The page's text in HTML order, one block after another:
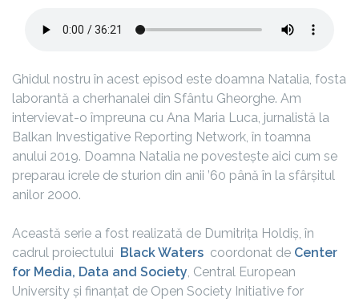
Ghidul nostru în acest episod este doamna Natalia, fosta
laborantă a cherhanalei din Sfântu Gheorghe. Am
intervievat-o împreuna cu Ana Maria Luca, jurnalistă la
Balkan Investigative Reporting Network, în toamna
anului 2019. Doamna Natalia ne povestește aici cum se
preparau icrele de sturion din anii ’60 până în la sfârșitul
anilor 2000.
Această serie a fost realizată de Dumitrița Holdiș, în
cadrul proiectului Black Waters coordonat de Center
for Media, Data and Society, Central European
University și finanțat de Open Society Initiative for